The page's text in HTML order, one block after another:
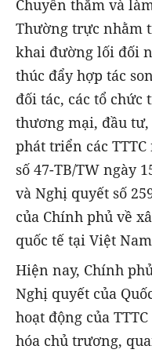
Chuyến thăm và
Thường trực nhằm
khai đường lối đối
thúc đẩy hợp tác
đối tác, các tổ
thương mại, đầu
phát triển các
số 47-TB/TW ngày
và Nghị quyết số
của Chính phủ về
quốc tế tại Việt
Hiện nay, Chính
Nghị quyết của
hoạt động của
hóa chủ trương,